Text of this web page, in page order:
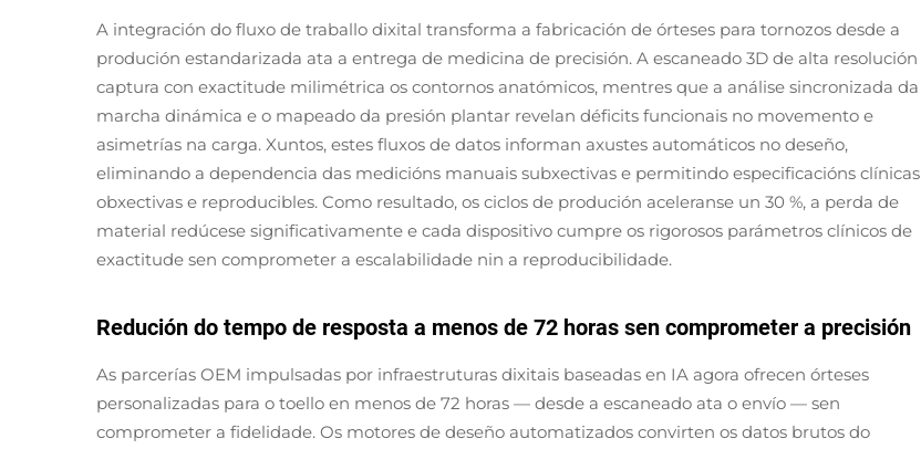
A integración do fluxo de traballo dixital transforma a fabricación de órteses para tornozos desde a
produción estandarizada ata a entrega de medicina de precisión. A escaneado 3D de alta resolución
captura con exactitude milimétrica os contornos anatómicos, mentres que a análise sincronizada da
marcha dinámica e o mapeado da presión plantar revelan déficits funcionais no movemento e
asimetrías na carga. Xuntos, estes fluxos de datos informan axustes automáticos no deseño,
eliminando a dependencia das medicións manuais subxectivas e permitindo especificacións clínicas
obxectivas e reproducibles. Como resultado, os ciclos de produción aceleranse un 30 %, a perda de
material redúcese significativamente e cada dispositivo cumpre os rigorosos parámetros clínicos de
exactitude sen comprometer a escalabilidade nin a reproducibilidade.
Redución do tempo de resposta a menos de 72 horas sen comprometer a precisión
As parcerías OEM impulsadas por infraestruturas dixitais baseadas en IA agora ofrecen órteses
personalizadas para o toello en menos de 72 horas — desde a escaneado ata o envío — sen
comprometer a fidelidade. Os motores de deseño automatizados convirten os datos brutos do